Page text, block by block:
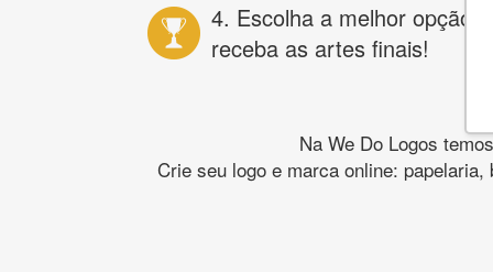
4. Escolha a melhor opção e
receba as artes finais!
Na We Do Logos
Crie seu logo e marca online: